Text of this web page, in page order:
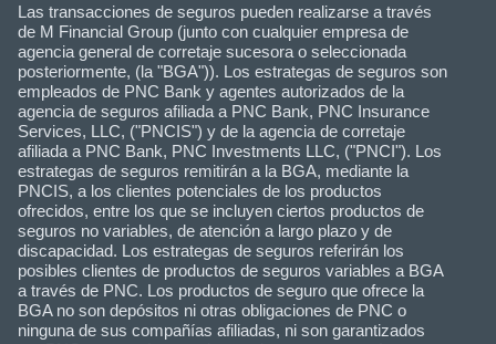
Las transacciones de seguros pueden realizarse a través
de M Financial Group (junto con cualquier empresa de
agencia general de corretaje sucesora o seleccionada
posteriormente, (la "BGA")). Los estrategas de seguros son
empleados de PNC Bank y agentes autorizados de la
agencia de seguros afiliada a PNC Bank, PNC Insurance
Services, LLC, ("PNCIS") y de la agencia de corretaje
afiliada a PNC Bank, PNC Investments LLC, ("PNCI"). Los
estrategas de seguros remitirán a la BGA, mediante la
PNCIS, a los clientes potenciales de los productos
ofrecidos, entre los que se incluyen ciertos productos de
seguros no variables, de atención a largo plazo y de
discapacidad. Los estrategas de seguros referirán los
posibles clientes de productos de seguros variables a BGA
a través de PNC. Los productos de seguro que ofrece la
BGA no son depósitos ni otras obligaciones de PNC o
ninguna de sus compañías afiliadas, ni son garantizados